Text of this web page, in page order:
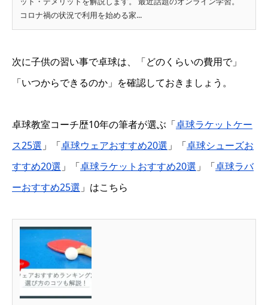
コロナ禍の状況で利用を始める家...
次に子供の習い事で卓球は、「どのくらいの費用で」
「いつからできるのか」を確認しておきましょう。
卓球教室コーチ歴10年の筆者が選ぶ「卓球ラケットケー
ス25選 」「卓球ウェアおすすめ20選 」「卓球シューズお
すすめ20選 」「卓球ラケットおすすめ20選 」「卓球ラバ
ーおすすめ25選 」はこちら